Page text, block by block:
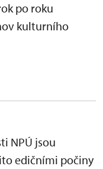
po roku
kulturního
NPÚ jsou
edičními počiny